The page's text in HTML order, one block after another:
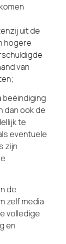
uit de
hogere
van
beëindiging
dan ook de
te
eventuele
zijn
de
zelf media
volledige
en